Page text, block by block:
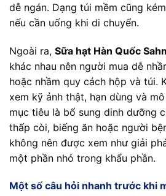
dễ ngán. Dạng túi mềm cũng
nếu cần uống khi di chuyển.
Ngoài ra, Sữa hạt Hàn Quốc
khác nhau nên người mua dễ
hoặc nhầm quy cách hộp và túi.
xem kỹ ảnh thật, hạn dùng và
mục tiêu là bổ sung dinh dưỡng
thấp còi, biếng ăn hoặc người
không nên được xem như giải
một phần nhỏ trong khẩu phần.
Một số câu hỏi nhanh trước khi